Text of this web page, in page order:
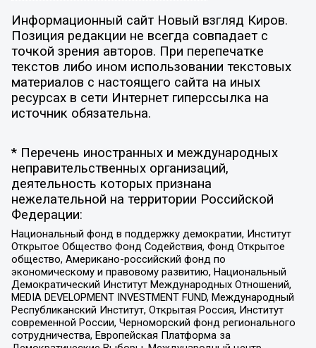
Информационный сайт Новый взгляд Киров.
Позиция редакции не всегда совпадает с
точкой зрения авторов. При перепечатке
текстов либо ином использовании текстовых
материалов с настоящего сайта на иных
ресурсах в сети Интернет гиперссылка на
источник обязательна.
* Перечень иностранных и международных
неправительственных организаций,
деятельность которых признана
нежелательной на территории Российской
Федерации:
Национальный фонд в поддержку демократии, Институт
Открытое Общество Фонд Содействия, Фонд Открытое
общество, Американо-российский фонд по
экономическому и правовому развитию, Национальный
Демократический Институт Международных Отношений,
MEDIA DEVELOPMENT INVESTMENT FUND, Международный
Республиканский Институт, Открытая Россия, Институт
современной России, Черноморский фонд регионального
сотрудничества, Европейская Платформа за